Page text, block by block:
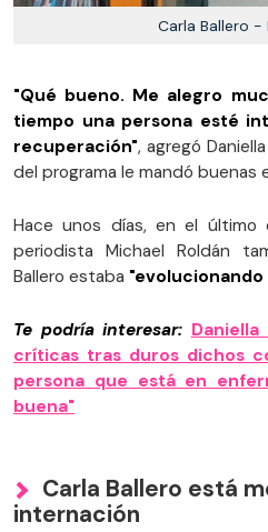
Carla Ballero -
"Qué bueno. Me alegro
tiempo una persona esté
recuperación", agregó
del programa le mandó buenas
Hace unos días, en el último
periodista Michael Roldán
Ballero estaba
Te podría interesar:
críticas tras duros dichos
persona que está en
buena"
Carla Ballero está
internación